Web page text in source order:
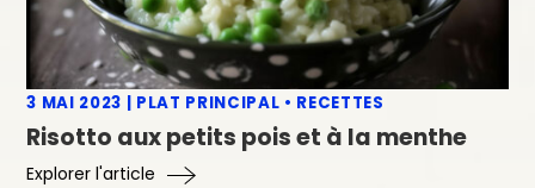
3 MAI 2023 PLAT PRINCIPAL • RECETTES
Risotto aux petits pois et à la menthe
Explorer l'article